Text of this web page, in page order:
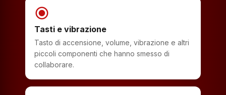
radio_button_checked
Tasti e vibrazione
Tasto di accensione, volume, vibrazione e altri
piccoli componenti che hanno smesso di
collaborare.